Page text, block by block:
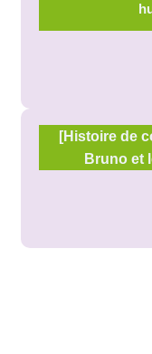
[Histoire de
Bruno et